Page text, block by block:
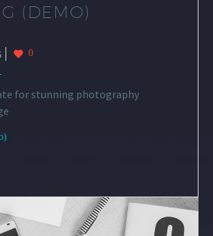
(DEMO)
0
for stunning photography